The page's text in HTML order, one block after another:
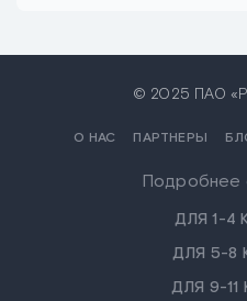
© 2025 ПАО
О НАС ПАРТНЕРЫ
Подробнее
ДЛЯ 1-4
ДЛЯ 5-8
ДЛЯ 9-